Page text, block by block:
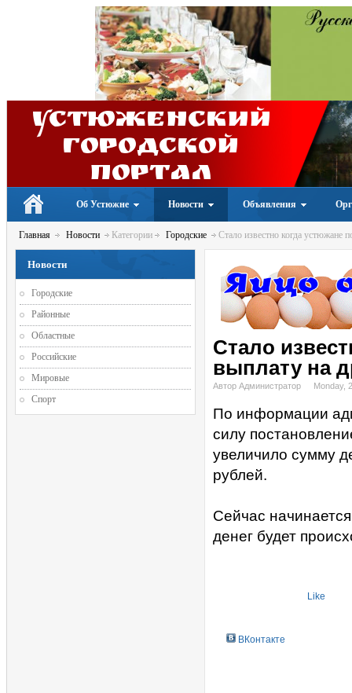
Устюженский
Городской
портал
Об Устюжне Новости Объявления
Главная Новости Категории Городские Стало известно когда устюжане
Стало
выплату на
Автор Администратор Monday,
По информации
силу
увеличило сумму
рублей.
Сейчас
денег будет
Like
ВКонтакте
Новости
Городские
Районные
Областные
Российские
Мировые
Спорт